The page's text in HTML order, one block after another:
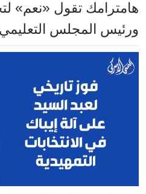
هامترامك تقول «نعم»
ورئيس المجلس